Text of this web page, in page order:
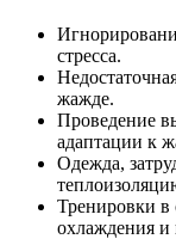
стресса.
жажде.
Проведение
адаптации к
Одежда,
Тренировки в
охлаждения и